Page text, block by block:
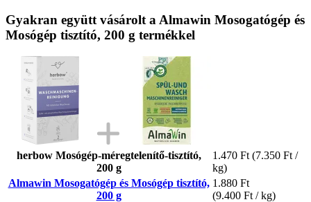
Gyakran együtt vásárolt a Almawin Mosogatógép és
Mosógép tisztító, 200 g termékkel
herbow Mosógép-méregtelenítő-tisztító,
200 g
1.470 Ft (7.350 Ft /
kg)
Almawin Mosogatógép és Mosógép tisztító,
200 g
1.880 Ft
(9.400 Ft / kg)